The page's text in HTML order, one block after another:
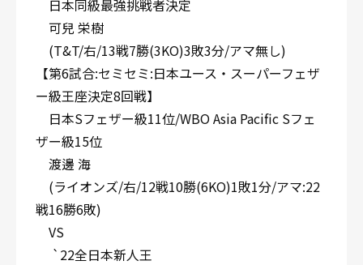
日本同級最強挑戦者決定
可兒 栄樹
(T&T/右/13戦7勝(3KO)3敗3分/アマ無し)
【第6試合:セミセミ:日本ユース・スーパーフェザ
ー級王座決定8回戦】
日本Sフェザー級11位/WBO Asia Pacific Sフェ
ザー級15位
渡邊 海
(ライオンズ/右/12戦10勝(6KO)1敗1分/アマ:22
戦16勝6敗)
VS
`22全日本新人王